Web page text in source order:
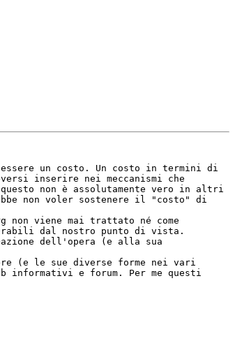
un costo. Un costo in termini di
inserire nei meccanismi che
non è assolutamente vero in altri
non voler sostenere il "costo" di
non viene mai trattato né come
dal nostro punto di vista.
dell'opera (e alla sua
(e le sue diverse forme nei vari
informativi e forum. Per me questi